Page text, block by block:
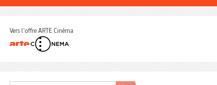
Vers l'offre ARTE Cinéma